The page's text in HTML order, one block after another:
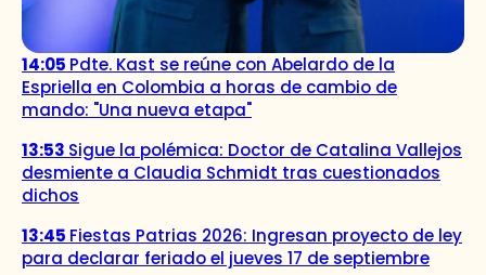
14:05 Pdte. Kast se reúne con Abelardo de la
Espriella en Colombia a horas de cambio de
mando: "Una nueva etapa"
13:53 Sigue la polémica: Doctor de Catalina Vallejos
desmiente a Claudia Schmidt tras cuestionados
dichos
13:45 Fiestas Patrias 2026: Ingresan proyecto de ley
para declarar feriado el jueves 17 de septiembre